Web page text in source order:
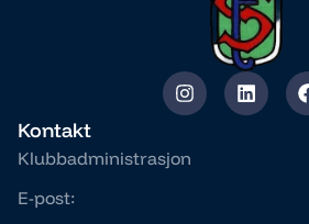
Kontakt
Klubbadministrasjon
E-post: